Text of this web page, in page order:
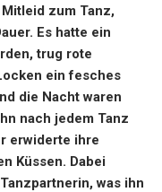
zum Tanz,
Es hatte ein
trug rote
ein fesches
die Nacht waren
nach jedem Tanz
erwiderte ihre
Küssen. Dabei
was ihn